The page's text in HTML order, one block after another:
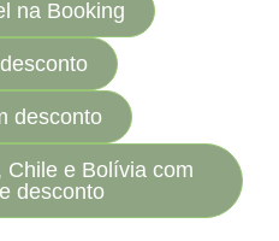
na Booking
desconto
Chile e Bolívia com
desconto